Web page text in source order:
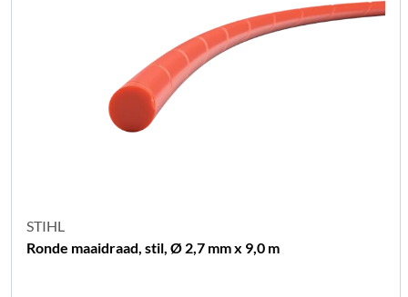
STIHL
Ronde maaidraad, stil, Ø 2,7 mm x 9,0 m